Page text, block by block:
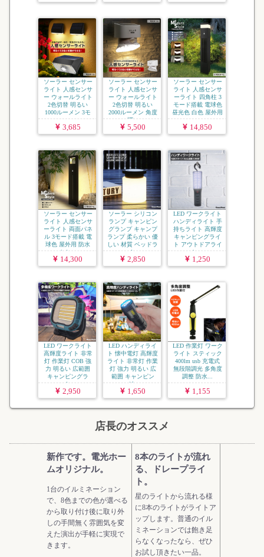
ソーラー センサー
ライト 人感センサ
ー ウォールライト
2色切替 明るい
1000ルーメン 3モ
ー...
3,685
ソーラー センサー
ライト 人感センサ
ー ウォールライト
2色切替 明るい
2000ルーメン 角度
調...
5,500
ソーラー センサー
ライト 人感センサ
ーライト 四角柱 3
モード搭載 電球色
昼光色 白色 屋外用
...
14,850
ソーラー センサー
ライト 人感センサ
ーライト 両面パネ
ル 3モード搭載 電
球色 屋外用 防水
おし...
14,300
ソーラー シリコン
ランプ キャンピン
グランプ キャンプ
ランプ 柔らかい 優
しい 材質 ベッドラ
イ...
2,850
LED ワークライト
ハンディライト 手
持ちライト 高輝度
キャンピングライ
ト アウトドアライ
ト ...
1,250
LED ワークライト
高輝度ライト 非常
灯 作業灯 COB 強
力 明るい 広範囲
キャンピングラ
イ...
2,950
LED ハンディライ
ト 懐中電灯 高輝度
ライト 非常灯 作業
灯 強力 明るい 広
範囲 キャンピン
グ...
1,650
LED 作業灯 ワーク
ライト スティック
400lm usb 充電式
無段階調光 多角度
調整 防水...
1,155
店長のオススメ
新作です。電光ホー
ムオリジナル。
1台のイルミネーション
で、8色までの色が選べる
から取り付け後に取り外
しの手間無く雰囲気を変
えた演出が手軽に実現で
きます。
8本のライトが流れ
る、ドレープライ
ト。
星のライトから流れる様
に8本のライトがライトア
ップします。普通のイル
ミネーションでは飽き足
らなくなったなら、ぜひ
お試し頂きたい一品。